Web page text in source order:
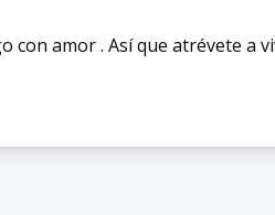
amor . Así que atrévete a